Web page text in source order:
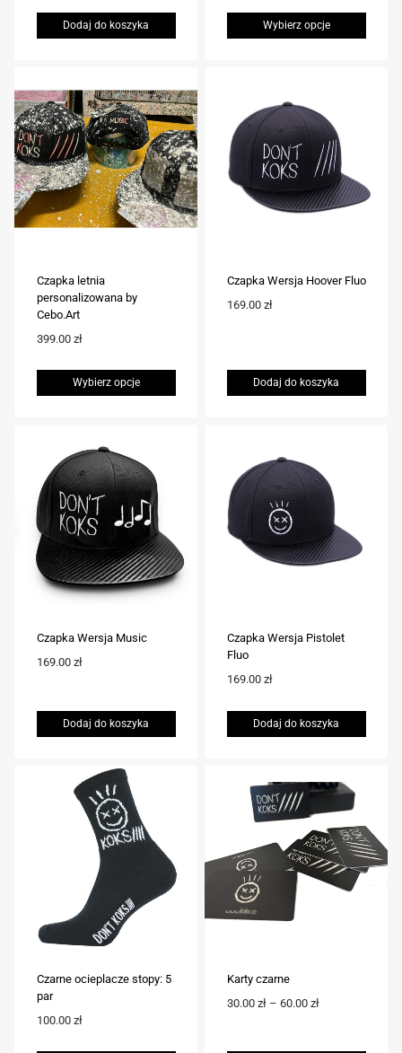
Dodaj do koszyka Wybierz opcje
wiele
wariantów.
Opcje
można
produktu
Czapka letnia
personalizowana by
Cebo.Art
399.00 zł
Wybierz opcje
wiele
wariantów.
Opcje
można
wybrać
produktu
Czapka Wersja Hoover Fluo
169.00 zł
Dodaj do koszyka
Czapka Wersja Music
169.00 zł
Dodaj do koszyka
Czapka Wersja Pistolet
Fluo
169.00 zł
Dodaj do koszyka
Czarne ocieplacze stopy: 5
par
100.00 zł
Karty czarne
30.00 zł – 60.00 złZakres